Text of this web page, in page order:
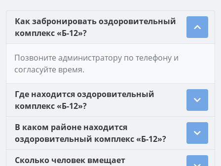
Как забронировать оздоровительный
комплекс «Б-12»?
Позвоните администратору по телефону и
согласуйте время.
Где находится оздоровительный
комплекс «Б-12»?
В каком районе находится
оздоровительный комплекс «Б-12»?
Сколько человек вмещает